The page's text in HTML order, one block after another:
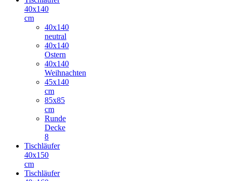
40x140
cm
40x140
neutral
40x140
Ostern
40x140
Weihnachten
45x140
cm
85x85
cm
Runde
Decke
8
Tischläufer
40x150
cm
Tischläufer